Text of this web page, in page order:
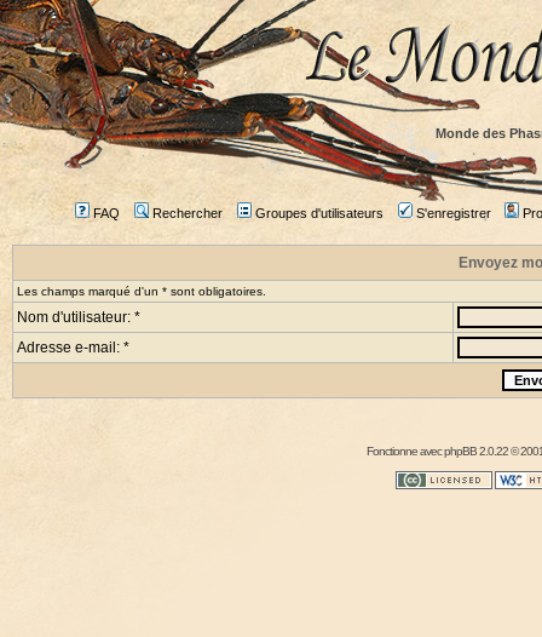
Monde des
FAQ Rechercher Groupes d'utilisateurs S'enregistrer
Envoyez
Les champs marqué d'un * sont obligatoires.
Nom d'utilisateur: *
Adresse e-mail: *
Fonctionne avecphpBB2.0.22 ©